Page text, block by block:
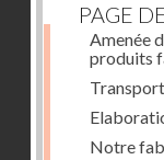
PAGE
Amenée
produits
Notre